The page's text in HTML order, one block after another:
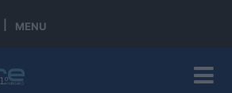
MENU